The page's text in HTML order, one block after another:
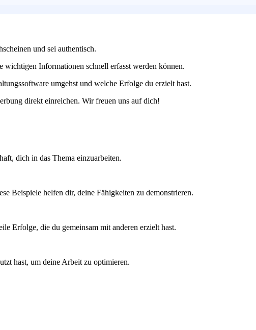
und sei authentisch.
wichtigen Informationen schnell erfasst werden können.
umgehst und welche Erfolge du erzielt hast.
direkt einreichen. Wir freuen uns auf dich!
dich in das Thema einzuarbeiten.
Beispiele helfen dir, deine Fähigkeiten zu demonstrieren.
Erfolge, die du gemeinsam mit anderen erzielt hast.
hast, um deine Arbeit zu optimieren.